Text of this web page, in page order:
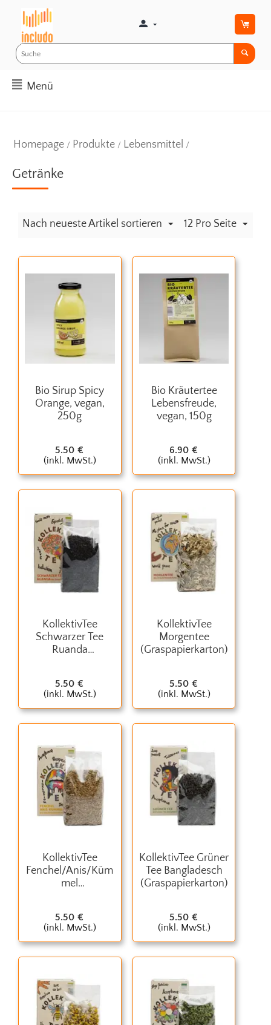
Menü
Homepage / Produkte / Lebensmittel /
Getränke
Nach neueste Artikel sortieren 12 Pro Seite
Bio Sirup Spicy
Orange, vegan,
250g
5.50 €
(inkl. MwSt.)
Bio Kräutertee
Lebensfreude,
vegan, 150g
6.90 €
(inkl. MwSt.)
KollektivTee
Schwarzer Tee
Ruanda
5.50 €
(inkl. MwSt.)
KollektivTee
Morgentee
(Graspapierkarton)
5.50 €
(inkl. MwSt.)
KollektivTee
Fenchel/Anis/Küm
mel
5.50 €
(inkl. MwSt.)
KollektivTee Grüner
Tee Bangladesch
(Graspapierkarton)
5.50 €
(inkl. MwSt.)